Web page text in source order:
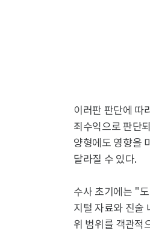
이러판 판단에 따
죄수익으로 판단
양형에도 영향을
달라질 수 있다.
수사 초기에는 "
지털 자료와 진술
위 범위를 객관적